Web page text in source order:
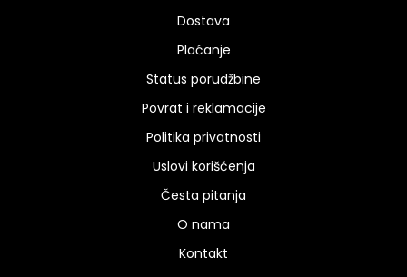
Dostava
Plaćanje
Status porudžbine
Povrat i reklamacije
Politika privatnosti
Uslovi korišćenja
Česta pitanja
O nama
Kontakt